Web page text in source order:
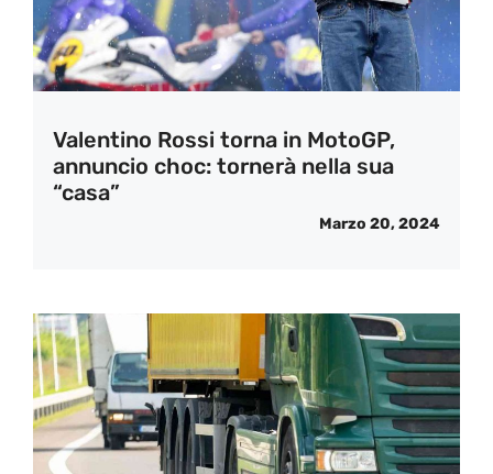
Valentino Rossi torna in MotoGP,
annuncio choc: tornerà nella sua
“casa”
Marzo 20, 2024